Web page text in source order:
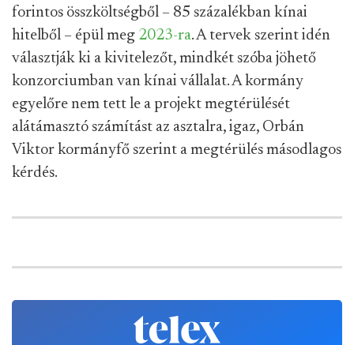
forintos összköltségből – 85 százalékban kínai
hitelből – épül meg 2023-ra. A tervek szerint idén
választják ki a kivitelezőt, mindkét szóba jöhető
konzorciumban van kínai vállalat. A kormány
egyelőre nem tett le a projekt megtérülését
alátámasztó számítást az asztalra, igaz, Orbán
Viktor kormányfő szerint a megtérülés másodlagos
kérdés.